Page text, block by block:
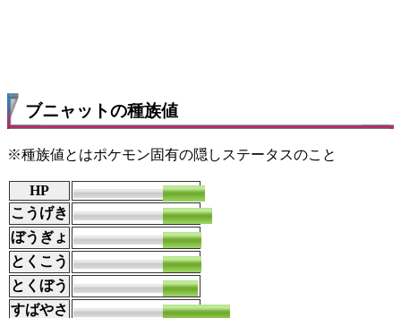
ブニャットの種族値
※種族値とはポケモン固有の隠しステータスのこと
HP
71
こうげき
82
ぼうぎょ
64
とくこう
64
とくぼう
59
すばやさ
112